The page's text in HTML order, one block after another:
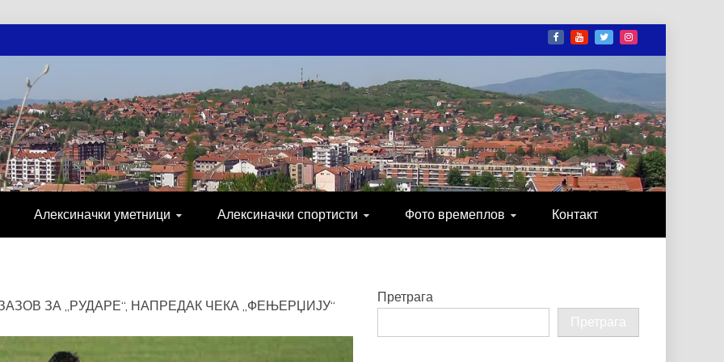
НОВОСТИ
СПОРТ, ПОСЛОВНИ ИМЕНИК, ХРОНИКА, ЗАБАВА…
Алексиначки уметници Алексиначки спортисти Фото времеплов Контакт
ЗА „РУДАРЕ“, НАПРЕДАК ЧЕКА „ФЕЊЕРЏИЈУ“
Претрага
Претрага